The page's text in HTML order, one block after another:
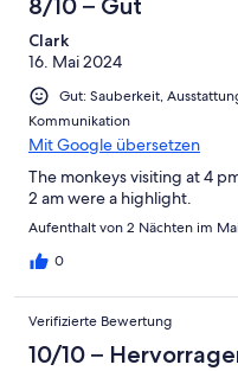
8/10 – Gut
Clark
16. Mai 2024
Gut: Sauberkeit,
Kommunikation
Mit Google übersetzen
The monkeys visiting at 4
2 am were a highlight.
Aufenthalt von 2 Nächten im
0
Verifizierte Bewertung
10/10 –